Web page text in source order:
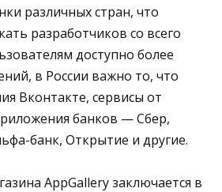
различных стран, что
разработчиков со всего
доступно более
в России важно то, что
Вконтакте, сервисы от
банков — Сбер,
банк, Открытие и другие.
AppGallery заключается в